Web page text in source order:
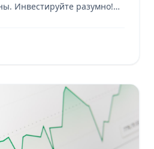
Инвестируйте разумно!